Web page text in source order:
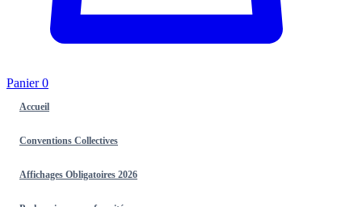
Panier0
Accueil
Conventions Collectives
Affichages Obligatoires 2026